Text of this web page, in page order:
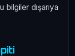
bilgiler dışarıya